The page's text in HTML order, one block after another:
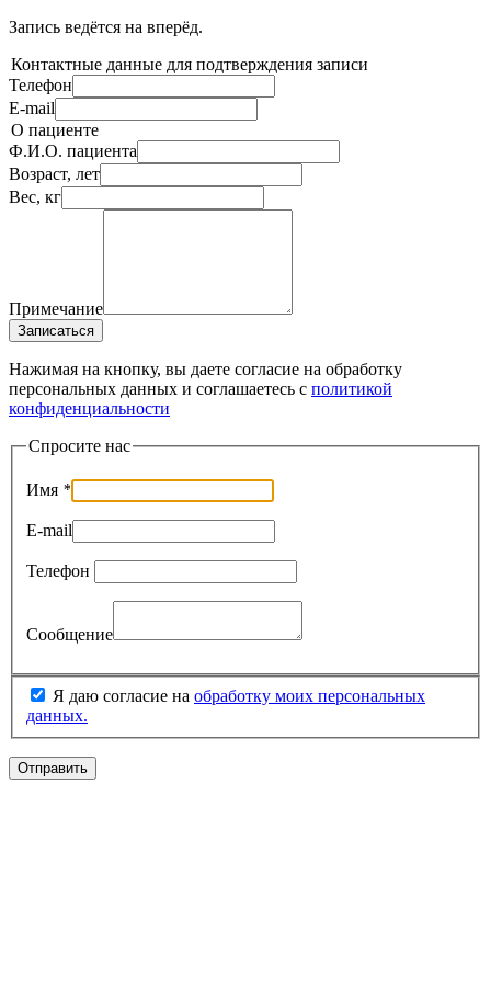
Запись ведётся на вперёд.
Контактные данные для подтверждения записи
Телефон
E-mail
О пациенте
Ф.И.О. пациента
Возраст, лет
Вес, кг
Примечание
Записаться
Нажимая на кнопку, вы даете согласие на обработку
персональных данных и соглашаетесь c политикой
конфиденциальности
Спросите нас
Имя *
E-mail
Телефон
Сообщение
Я даю согласие на обработку моих персональных
данных.
Отправить